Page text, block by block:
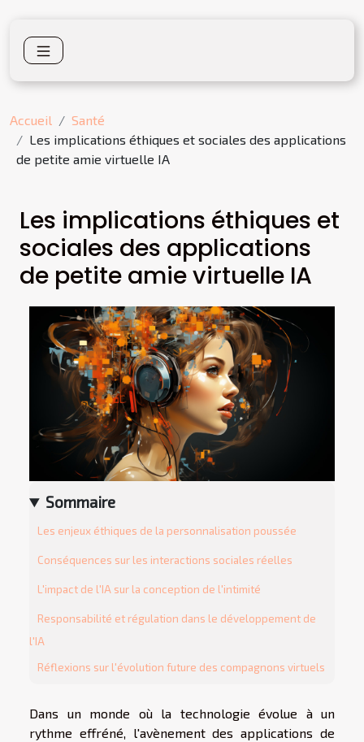
Accueil
Santé
Les implications éthiques et sociales des applications
de petite amie virtuelle IA
Les implications éthiques et
sociales des applications
de petite amie virtuelle IA
Sommaire
Les enjeux éthiques de la personnalisation poussée
Conséquences sur les interactions sociales réelles
L'impact de l'IA sur la conception de l'intimité
Responsabilité et régulation dans le développement de
l'IA
Réflexions sur l'évolution future des compagnons virtuels
Dans un monde où la technologie évolue à un
rythme effréné, l'avènement des applications de